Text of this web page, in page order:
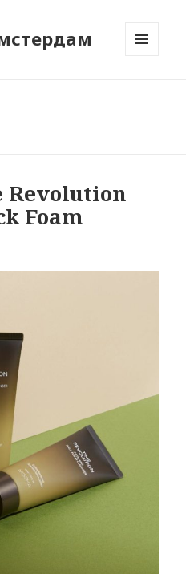
Revolution
Foam